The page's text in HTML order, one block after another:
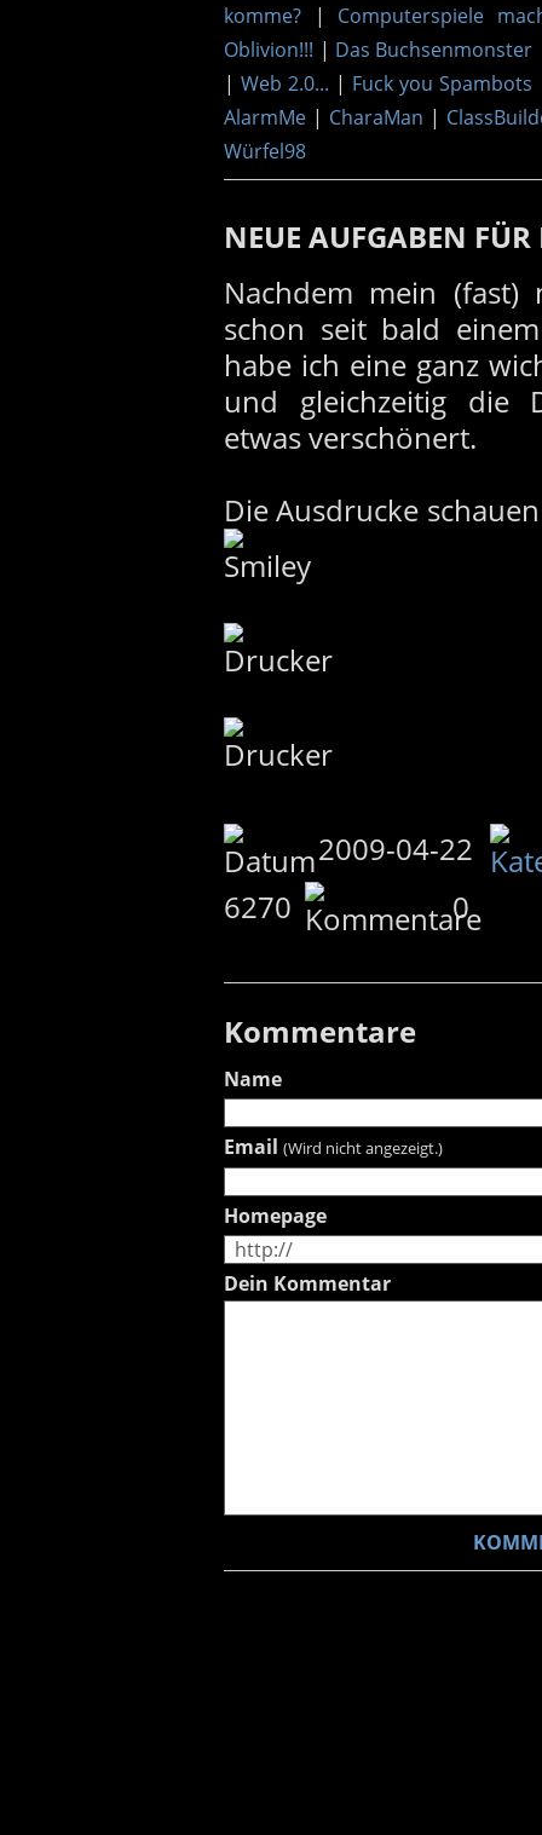
komme? | Computerspiele
Oblivion!!! | Das Buchsenmonster
| Web 2.0... | Fuck you Spambots
AlarmMe | CharaMan |
Würfel98
NEUE AUFGABEN
Nachdem mein
schon seit bald
habe ich eine ganz
und gleichzeitig die
etwas verschönert.
Die Ausdrucke
2009-04-22
6270
0
Kommentare
Name
Email (Wird nicht angezeigt.)
Homepage
Dein Kommentar